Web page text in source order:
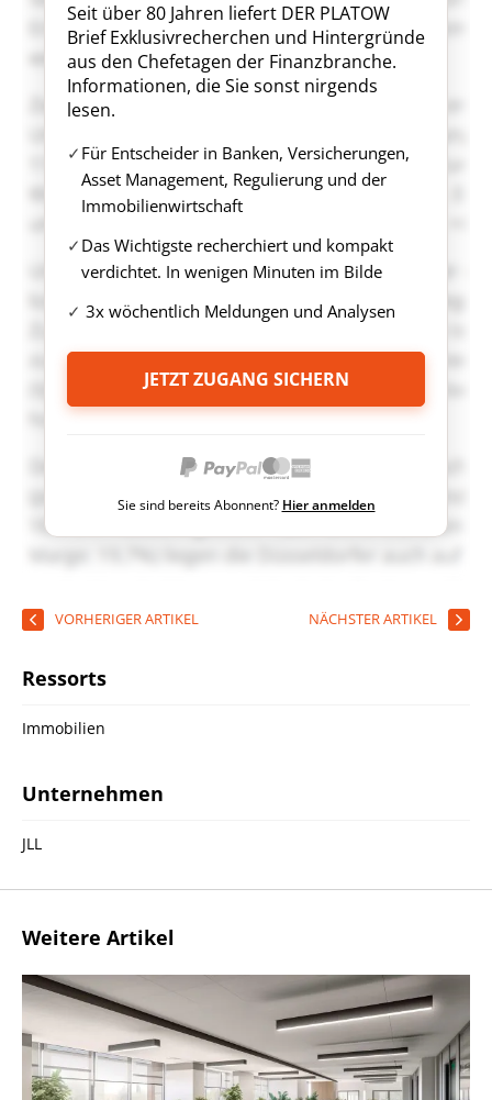
Seit über 80 Jahren liefert DER PLATOW
Brief Exklusivrecherchen und Hintergründe
aus den Chefetagen der Finanzbranche.
Informationen, die Sie sonst nirgends
lesen.
Für Entscheider in Banken, Versicherungen,
Asset Management, Regulierung und der
Immobilienwirtschaft
Das Wichtigste recherchiert und kompakt
verdichtet. In wenigen Minuten im Bilde
3x wöchentlich Meldungen und Analysen
JETZT ZUGANG SICHERN
Sie sind bereits Abonnent? Hier anmelden
VORHERIGER ARTIKEL NÄCHSTER ARTIKEL
Ressorts
Immobilien
Unternehmen
JLL
Weitere Artikel